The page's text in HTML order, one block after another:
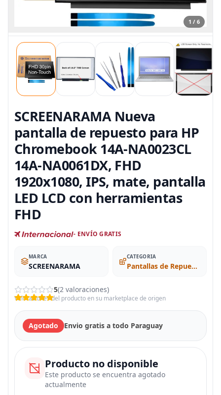
1 / 6
SCREENARAMA Nueva
pantalla de repuesto para HP
Chromebook 14A-NA0023CL
14A-NA0061DX, FHD
1920x1080, IPS, mate, pantalla
LED LCD con herramientas
FHD
- ENVÍO GRATIS
MARCA
SCREENARAMA
CATEGORIA
Pantallas de Repuesto
5(2 valoraciones)
Valoraciones del producto en su marketplace de origen
Agotado Envio gratis a todo Paraguay
Producto no disponible
Este producto se encuentra agotado
actualmente